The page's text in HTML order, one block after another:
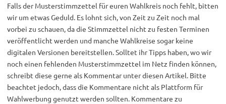
Falls der Musterstimmzettel für euren Wahlkreis noch fehlt, bitten
wir um etwas Geduld. Es lohnt sich, von Zeit zu Zeit noch mal
vorbei zu schauen, da die Stimmzettel nicht zu festen Terminen
veröffentlicht werden und manche Wahlkreise sogar keine
digitalen Versionen bereitstellen. Solltet ihr Tipps haben, wo wir
noch einen fehlenden Musterstimmzettel im Netz finden können,
schreibt diese gerne als Kommentar unter diesen Artikel. Bitte
beachtet jedoch, dass die Kommentare nicht als Plattform für
Wahlwerbung genutzt werden sollten. Kommentare zu